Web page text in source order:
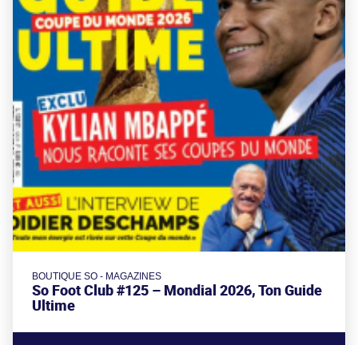
BOUTIQUE SO - MAGAZINES
So Foot Club #125 – Mondial 2026, Ton Guide
Ultime